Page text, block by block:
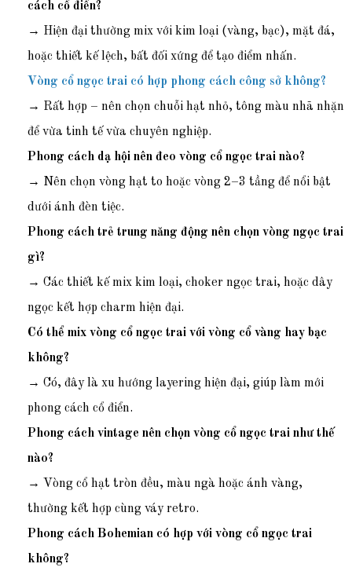
cách cổ điển?
→ Hiện đại thường mix với kim loại (vàng, bạc), mặt đá,
hoặc thiết kế lệch, bất đối xứng để tạo điểm nhấn.
Vòng cổ ngọc trai có hợp phong cách công sở không?
→ Rất hợp – nên chọn chuỗi hạt nhỏ, tông màu nhã nhặn
để vừa tinh tế vừa chuyên nghiệp.
Phong cách dạ hội nên đeo vòng cổ ngọc trai nào?
→ Nên chọn vòng hạt to hoặc vòng 2–3 tầng để nổi bật
dưới ánh đèn tiệc.
Phong cách trẻ trung năng động nên chọn vòng ngọc trai
gì?
→ Các thiết kế mix kim loại, choker ngọc trai, hoặc dây
ngọc kết hợp charm hiện đại.
Có thể mix vòng cổ ngọc trai với vòng cổ vàng hay bạc
không?
→ Có, đây là xu hướng layering hiện đại, giúp làm mới
phong cách cổ điển.
Phong cách vintage nên chọn vòng cổ ngọc trai như thế
nào?
→ Vòng cổ hạt tròn đều, màu ngà hoặc ánh vàng,
thường kết hợp cùng váy retro.
Phong cách Bohemian có hợp với vòng cổ ngọc trai
không?